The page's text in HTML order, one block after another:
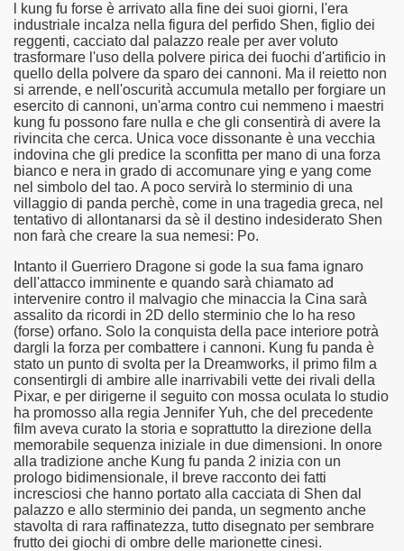
l kung fu forse è arrivato alla fine dei suoi giorni, l'era
industriale incalza nella figura del perfido Shen, figlio dei
reggenti, cacciato dal palazzo reale per aver voluto
trasformare l'uso della polvere pirica dei fuochi d'artificio in
quello della polvere da sparo dei cannoni. Ma il reietto non
si arrende, e nell'oscurità accumula metallo per forgiare un
esercito di cannoni, un'arma contro cui nemmeno i maestri
kung fu possono fare nulla e che gli consentirà di avere la
rivincita che cerca. Unica voce dissonante è una vecchia
indovina che gli predice la sconfitta per mano di una forza
bianco e nera in grado di accomunare ying e yang come
nel simbolo del tao. A poco servirà lo sterminio di una
villaggio di panda perchè, come in una tragedia greca, nel
tentativo di allontanarsi da sè il destino indesiderato Shen
non farà che creare la sua nemesi: Po.
Intanto il Guerriero Dragone si gode la sua fama ignaro
dell'attacco imminente e quando sarà chiamato ad
intervenire contro il malvagio che minaccia la Cina sarà
assalito da ricordi in 2D dello sterminio che lo ha reso
(forse) orfano. Solo la conquista della pace interiore potrà
dargli la forza per combattere i cannoni. Kung fu panda è
stato un punto di svolta per la Dreamworks, il primo film a
consentirgli di ambire alle inarrivabili vette dei rivali della
Pixar, e per dirigerne il seguito con mossa oculata lo studio
ha promosso alla regia Jennifer Yuh, che del precedente
film aveva curato la storia e soprattutto la direzione della
memorabile sequenza iniziale in due dimensioni. In onore
alla tradizione anche Kung fu panda 2 inizia con un
prologo bidimensionale, il breve racconto dei fatti
incresciosi che hanno portato alla cacciata di Shen dal
palazzo e allo sterminio dei panda, un segmento anche
stavolta di rara raffinatezza, tutto disegnato per sembrare
frutto dei giochi di ombre delle marionette cinesi.
l'esordio enigmatico e avvincente di Marcello
Se Ti Piacciono nel mese di Aprile 2013.
di quella che dovrebbe essere la quadrilogia di Carlos
lingue, le sue opere hanno conquistato milioni di
di vendite, Il cacciatore di aquiloni.
di Jeffery Deaver dedicato al criminologo tetraplegico
atipico, un viaggio interiore di Isabel Allende
di maggior successo al mondo.
psicopatico assoldato dal potere per poter incastrare
risiede quasi esclusivamente nella sua enorme
Se Ti Piacciono nel mese di Maggio 2013.
minacce e la vita sotto scorta.
e nel sogno di dominio della camorra.
40 milioni di insetti appositamente allevati.